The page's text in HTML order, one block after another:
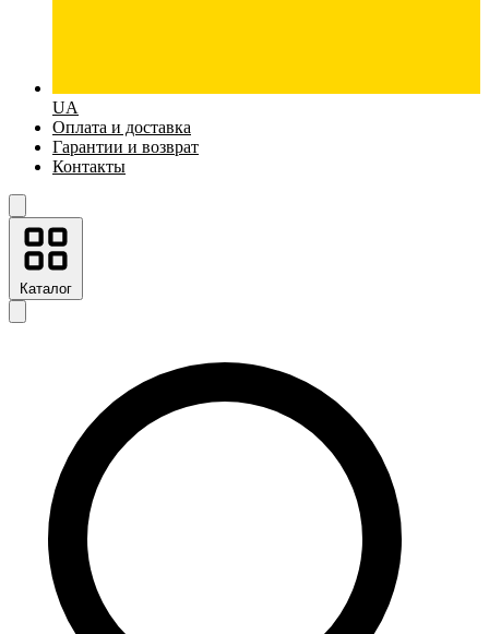
UA
Оплата и доставка
Гарантии и возврат
Контакты
Каталог